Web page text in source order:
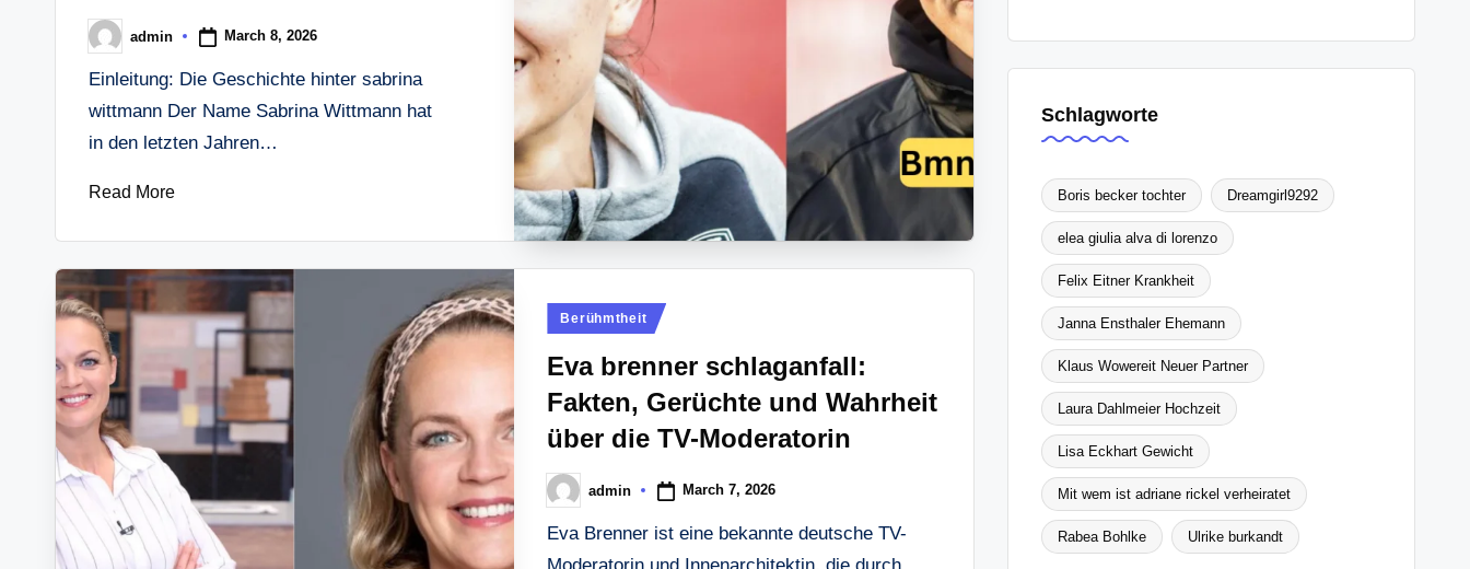
Posted
by
admin March 8, 2026
Einleitung: Die Geschichte hinter sabrina
wittmann Der Name Sabrina Wittmann hat
in den letzten Jahren…
Read More
Posted
Berühmtheit
Eva brenner schlaganfall:
Fakten, Gerüchte und Wahrheit
über die TV-Moderatorin
Posted
by
admin March 7, 2026
Eva Brenner ist eine bekannte deutsche TV-
Schlagworte
Boris becker tochter Dreamgirl9292
elea giulia alva di lorenzo
Felix Eitner Krankheit
Janna Ensthaler Ehemann
Klaus Wowereit Neuer Partner
Laura Dahlmeier Hochzeit
Lisa Eckhart Gewicht
Mit wem ist adriane rickel verheiratet
Rabea Bohlke Ulrike burkandt